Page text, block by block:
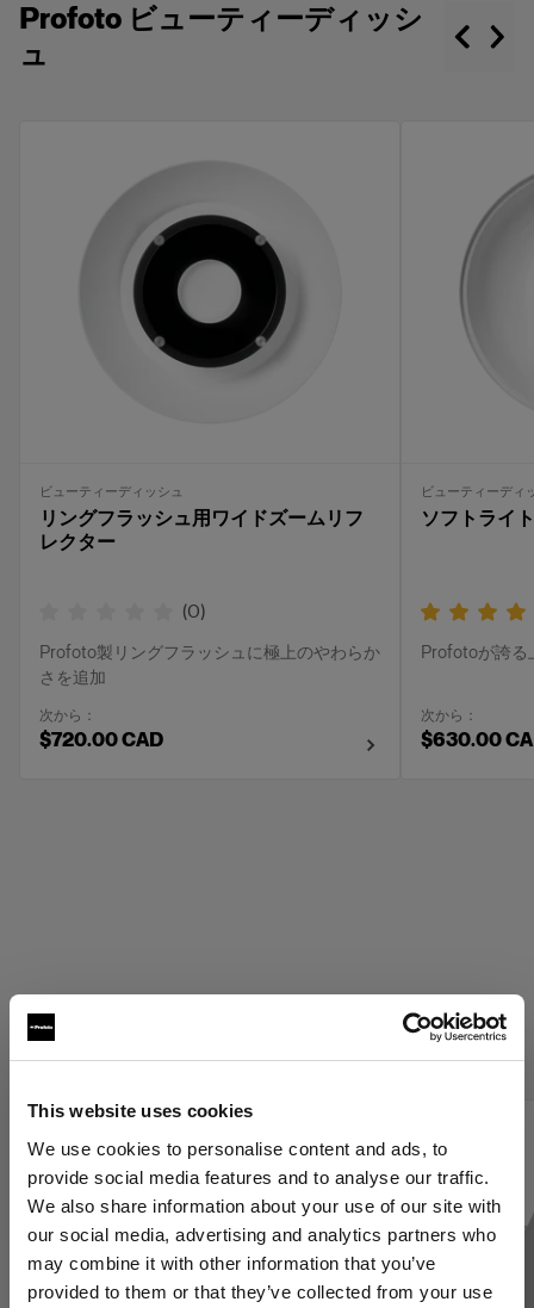
This website uses cookies
We use cookies to personalise content and ads, to
provide social media features and to analyse our traffic.
We also share information about your use of our site with
our social media, advertising and analytics partners who
may combine it with other information that you’ve
provided to them or that they’ve collected from your use
Profoto ビューティーディッシ
ュ
ビューティーディッシュ
リングフラッシュ用ワイドズームリフ
レクター
(0)
Profoto製リングフラッシュに極上のやわらか
さを追加
次から：
$720.00 CAD
ビューティーディ
ソフトライ
Profotoが誇る
次から：
$630.00
Profoto グリッド